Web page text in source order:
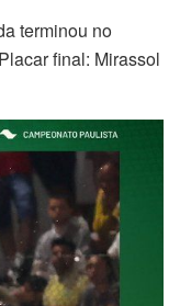
terminou no
final: Mirassol